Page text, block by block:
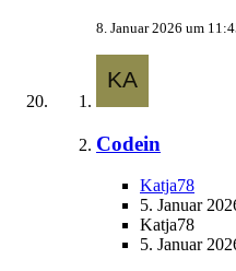
8. Januar 2026 um
Codein
Katja78
5. Januar
Katja78
5. Januar